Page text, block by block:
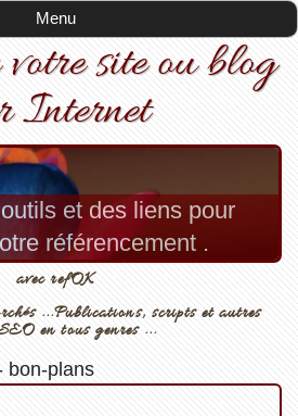
Menu
site ou blog
Internet
et des liens pour
référencement .
avec refOK
...Publications, scripts et autres
en tous genres ...
bon-plans